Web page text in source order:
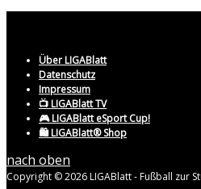
Über LIGABlatt
Datenschutz
Impressum
📺 LIGABlatt TV
🎮 LIGABlatt eSport Cup!
🛍️ LIGABlatt® Shop
nach oben
Copyright © 2026 LIGABlatt - Fußball zur